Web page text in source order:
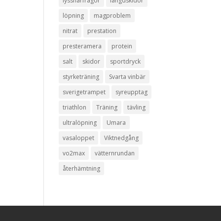
löpning
magproblem
nitrat
prestation
presteramera
protein
salt
skidor
sportdryck
styrketräning
Svarta vinbär
sverigetrampet
syreupptag
triathlon
Träning
tävling
ultralöpning
Umara
vasaloppet
Viktnedgång
vo2max
vätternrundan
återhämtning